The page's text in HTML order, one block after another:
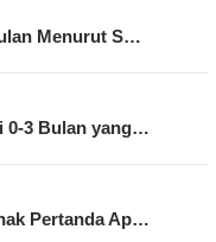
Menurut S…
0-3 Bulan yang…
Pertanda Ap…